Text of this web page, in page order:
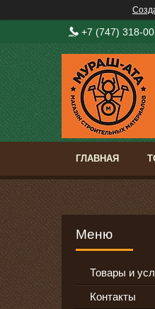
+7 (747) 318-
ГЛАВНАЯ
Товары и
Контакты